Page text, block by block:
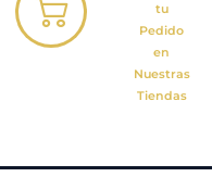
tu
Pedido
en
Nuestras
Tiendas